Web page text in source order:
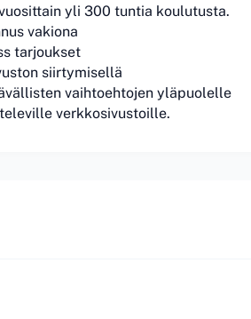
yli 300 tuntia koulutusta.
vakiona
tarjoukset
siirtymisellä
vaihtoehtojen yläpuolelle
verkkosivustoille.